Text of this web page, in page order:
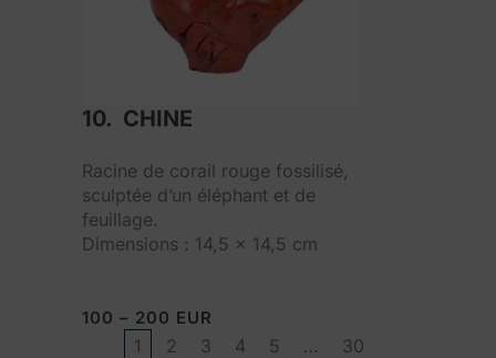
10. CHINE
Racine de corail rouge fossilisé,
sculptée d’un éléphant et de
feuillage.
Dimensions : 14,5 x 14,5 cm
100 – 200 EUR
1 2 3 4 5 …
30